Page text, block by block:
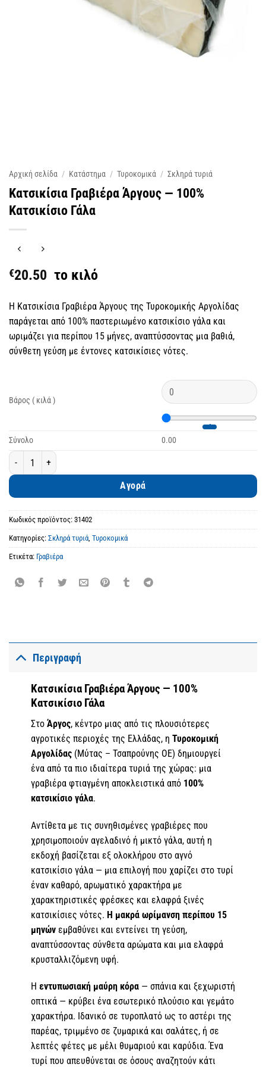
Αρχική σελίδα / Κατάστημα / Τυροκομικά / Σκληρά τυριά
Κατσικίσια Γραβιέρα Άργους — 100%
Κατσικίσιο Γάλα
€20.50 το κιλό
Η Κατσικίσια Γραβιέρα Άργους της Τυροκομικής Αργολίδας
παράγεται από 100% παστεριωμένο κατσικίσιο γάλα και
ωριμάζει για περίπου 15 μήνες, αναπτύσσοντας μια βαθιά,
σύνθετη γεύση με έντονες κατσικίσιες νότες.
Βάρος ( κιλά )
Σύνολο
0.00
Κατσικίσια Γραβιέρα Άργους — 100% Κατσικίσιο Γάλα ποσότητα
Αγορά
Κωδικός προϊόντος: 31402
Κατηγορίες: Σκληρά τυριά, Τυροκομικά
Ετικέτα: Γραβιέρα
Περιγραφή
Κατσικίσια Γραβιέρα Άργους — 100%
Κατσικίσιο Γάλα
Στο Άργος, κέντρο μιας από τις πλουσιότερες
αγροτικές περιοχές της Ελλάδας, η Τυροκομική
Αργολίδας(Μύτας – Τσαπρούνης ΟΕ) δημιουργεί
ένα από τα πιο ιδιαίτερα τυριά της χώρας: μια
γραβιέρα φτιαγμένη αποκλειστικά από 100%
κατσικίσιο γάλα.
Αντίθετα με τις συνηθισμένες γραβιέρες που
χρησιμοποιούν αγελαδινό ή μικτό γάλα, αυτή η
εκδοχή βασίζεται εξ ολοκλήρου στο αγνό
κατσικίσιο γάλα — μια επιλογή που χαρίζει στο τυρί
έναν καθαρό, αρωματικό χαρακτήρα με
χαρακτηριστικές φρέσκες και ελαφρά ξινές
κατσικίσιες νότες. Η μακρά ωρίμανση περίπου 15
μηνώνεμβαθύνει και εντείνει τη γεύση,
αναπτύσσοντας σύνθετα αρώματα και μια ελαφρά
κρυσταλλιζόμενη υφή.
Η εντυπωσιακή μαύρη κόρα— σπάνια και ξεχωριστή
οπτικά — κρύβει ένα εσωτερικό πλούσιο και γεμάτο
χαρακτήρα. Ιδανικό σε τυροπλατό ως το αστέρι της
παρέας, τριμμένο σε ζυμαρικά και σαλάτες, ή σε
λεπτές φέτες με μέλι θυμαριού και καρύδια. Ένα
τυρί που απευθύνεται σε όσους αναζητούν κάτι